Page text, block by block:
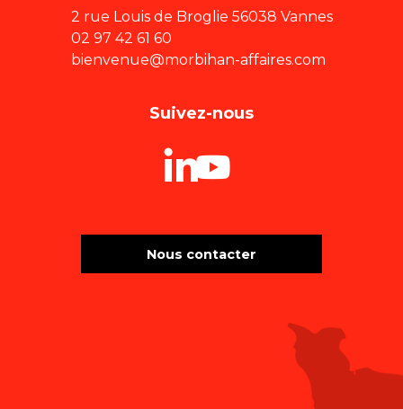
2 rue Louis de Broglie 56038 Vannes
02 97 42 61 60
bienvenue@morbihan-affaires.com
Nous contacter
Suivez-nous